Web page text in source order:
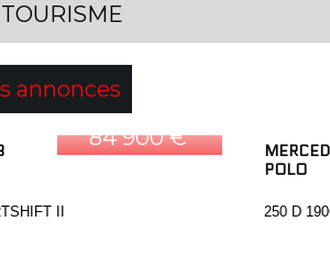
annonces
84 900 €
II
POLO
250 D